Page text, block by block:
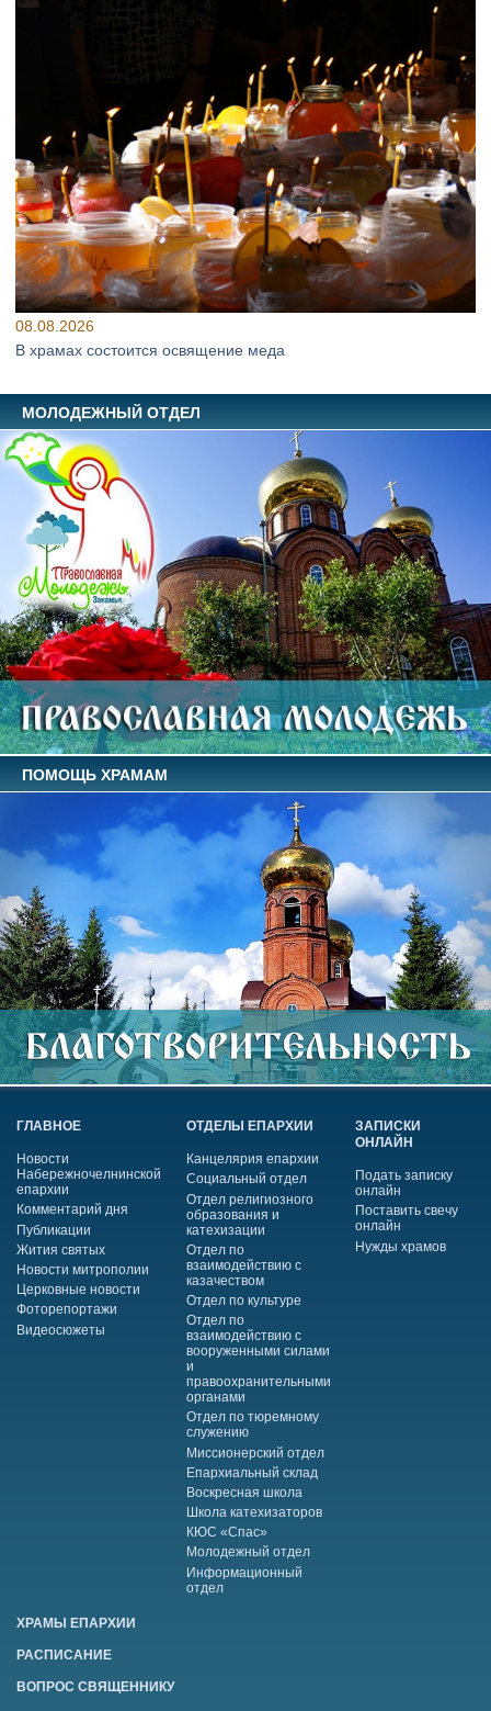
08.08.2026
В храмах состоится освящение меда
МОЛОДЕЖНЫЙ ОТДЕЛ
ПОМОЩЬ ХРАМАМ
ГЛАВНОЕ
Новости
Набережночелнинской
епархии
Комментарий дня
Публикации
Жития святых
Новости митрополии
Церковные новости
Фоторепортажи
Видеосюжеты
ОТДЕЛЫ ЕПАРХИИ
Канцелярия епархии
Социальный отдел
Отдел религиозного
образования и
катехизации
Отдел по
взаимодействию с
казачеством
Отдел по культуре
Отдел по
взаимодействию с
вооруженными силами
и
правоохранительными
органами
Отдел по тюремному
служению
Миссионерский отдел
Епархиальный склад
Воскресная школа
Школа катехизаторов
КЮС «Спас»
Молодежный отдел
Информационный
отдел
ЗАПИСКИ
ОНЛАЙН
Подать записку
онлайн
Поставить свечу
онлайн
Нужды храмов
ХРАМЫ ЕПАРХИИ
РАСПИСАНИЕ
ВОПРОС СВЯЩЕННИКУ